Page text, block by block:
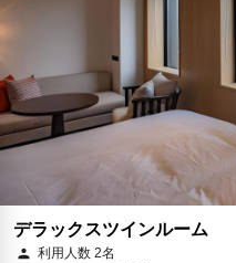
デラックスツインルーム
利用人数 2名